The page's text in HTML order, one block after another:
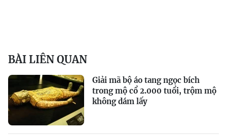
BÀI LIÊN QUAN
Giải mã bộ áo tang ngọc bích
trong mộ cổ 2.000 tuổi, trộm mộ
không dám lấy